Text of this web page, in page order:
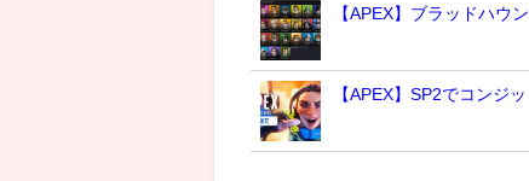
【APEX】ブラッドハウ
【APEX】SP2でコンジ